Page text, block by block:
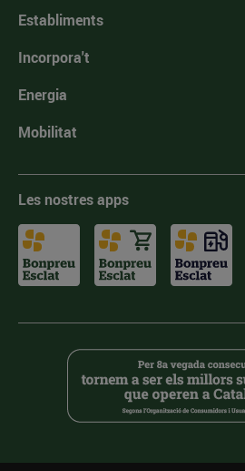
Establiments
Incorpora't
Energia
Mobilitat
Les nostres apps